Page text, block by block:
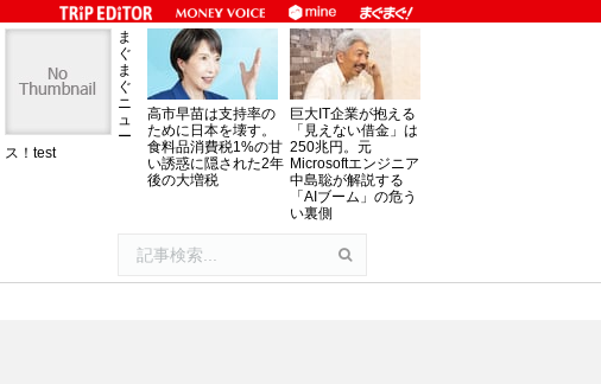
ま
ぐ
ま
ぐ
ニ
ュ
ー
ス！test
高市早苗は支持率の
ために日本を壊す。
食料品消費税1%の甘
い誘惑に隠された2年
後の大増税
巨大IT企業が抱える
「見えない借金」は
250兆円。元
Microsoftエンジニア
中島聡が解説する
「AIブーム」の危う
い裏側